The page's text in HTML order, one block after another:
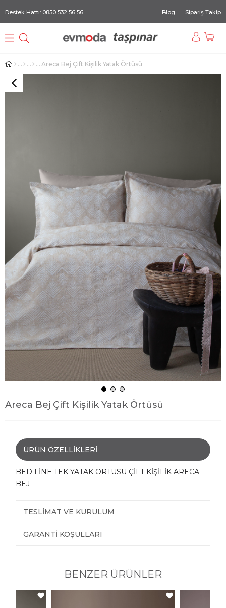
Destek Hattı: 0850 532 56 56 Blog Sipariş Takip
Areca Bej Çift Kişilik Yatak Örtüsü
Areca Bej Çift Kişilik Yatak Örtüsü
ÜRÜN ÖZELLIKLERI
BED LİNE TEK YATAK ÖRTÜSÜ ÇİFT KİŞİLİK ARECA
BEJ
TESLIMAT VE KURULUM
GARANTI KOŞULLARI
BENZER ÜRÜNLER